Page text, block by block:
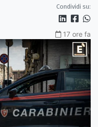
Condividi su:
17 ore fa